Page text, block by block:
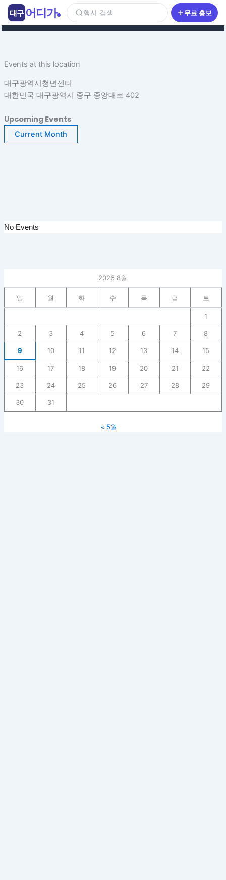
츠
너Events at this location
대구광역시청년센터
대한민국 대구광역시 중구 중앙대로 402
Upcoming Events
Current Month
No Events
2026 8월
일 월 화 수 목 금 토
1
2 3 4 5 6 7 8
9 10 11 12 13 14 15
16 17 18 19 20 21 22
23 24 25 26 27 28 29
30 31
« 5월
대구 어디가 행사 검색 무료 홍보